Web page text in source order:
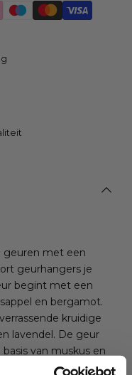
geuren met een
geurhangers je
begint met een
en bergamot.
kruidige
lavendel. De geur
van muskus en